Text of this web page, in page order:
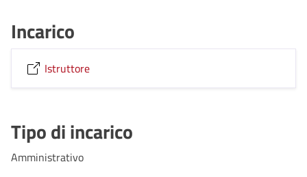
Incarico
Istruttore
Tipo di incarico
Amministrativo